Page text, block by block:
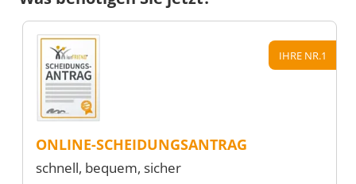
IHRE NR.1
ONLINE-SCHEIDUNGSANTRAG
schnell, bequem, sicher